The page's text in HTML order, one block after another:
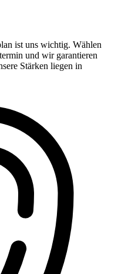
ist uns wichtig. Wählen
und wir garantieren
Stärken liegen in